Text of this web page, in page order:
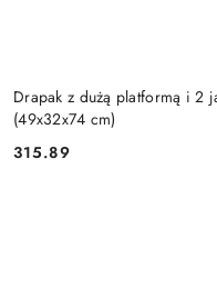
Drapak z dużą platformą i 2
(49x32x74 cm)
Cena:
315.89